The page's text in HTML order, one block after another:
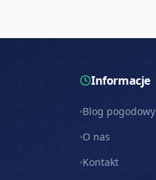
Informacje
Blog pogodowy
O nas
Kontakt